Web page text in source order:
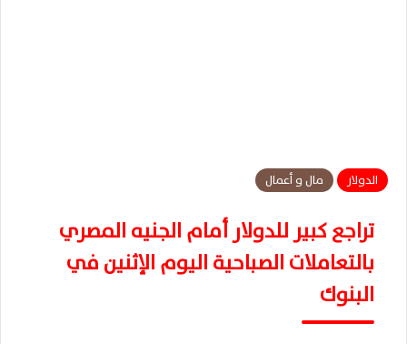
الدولار مال و أعمال
تراجع كبير للدولار أمام الجنيه المصري
بالتعاملات الصباحية اليوم الإثنين في
البنوك